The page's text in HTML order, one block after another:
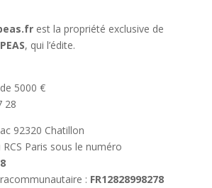
est la propriété exclusive de
, qui l’édite.
5000 €
28
92320 Chatillon
Paris sous le numéro
: FR12828998278